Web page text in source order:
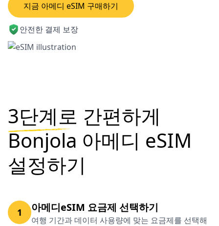
지금 아메디 eSIM 구매하기
안전한 결제 보장
3단계로 간편하게
Bonjola 아메디 eSIM
설정하기
1 아메디eSIM 요금제 선택하기
여행 기간과 데이터 사용량에 맞는 요금제를 선택해